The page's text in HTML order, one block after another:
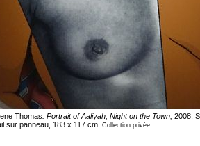
Thomas. Portrait of Aaliyah, Night on the Town, 2008.
sur panneau, 183 x 117 cm. Collection privée.